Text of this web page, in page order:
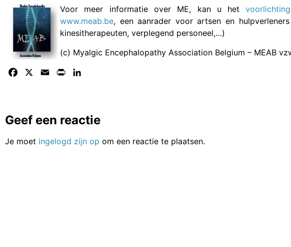
Voor meer informatie over ME, kan u het
www.meab.be, een aanrader voor artsen en
kinesitherapeuten, verplegend personeel,…)
(c) Myalgic Encephalopathy Association Belgium – MEAB
Facebook Email Print
Geef een reactie
Je moet ingelogd zijn op om een reactie te plaatsen.